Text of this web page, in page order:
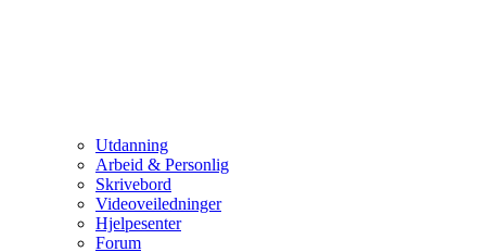
Utdanning
Arbeid & Personlig
Skrivebord
Videoveiledninger
Hjelpesenter
Forum